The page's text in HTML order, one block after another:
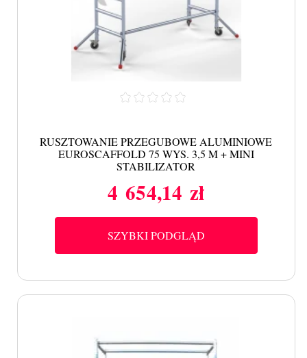
RUSZTOWANIE PRZEGUBOWE ALUMINIOWE
EUROSCAFFOLD 75 WYS. 3,5 M + MINI
STABILIZATOR
Cena
4 654,14 zł
SZYBKI PODGLĄD